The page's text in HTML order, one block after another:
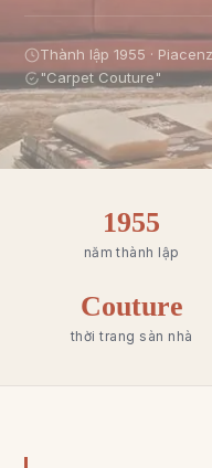
Thành lập 1955 ·
"Carpet Couture"
1955
năm thành lập
Couture
thời trang sàn nhà